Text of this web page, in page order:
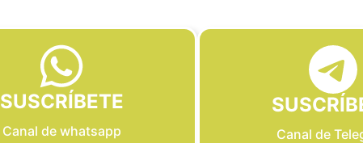
SUSCRÍBETE
Canal de whatsapp Canal de